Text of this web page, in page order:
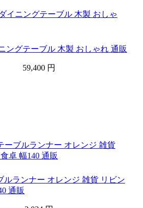
ングテーブル 木製 おしゃれ 通販
59,400 円
ルランナー オレンジ 雑貨 リビン
通販